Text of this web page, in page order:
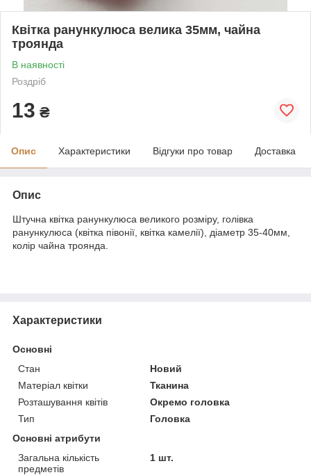
Квітка ранункулюса велика 35мм, чайна
троянда
В наявності
Роздріб
13 ₴
Опис Характеристики Відгуки про товар Доставка
Опис
Штучна квітка ранункулюса великого розміру, голівка
ранункулюса (квітка півонії, квітка камелії), діаметр 35-40мм,
колір чайна троянда.
Характеристики
Основні
Стан
Новий
Матеріал квітки
Тканина
Розташування квітів
Окремо головка
Тип
Головка
Основні атрибути
Загальна кількість
предметів
1 шт.